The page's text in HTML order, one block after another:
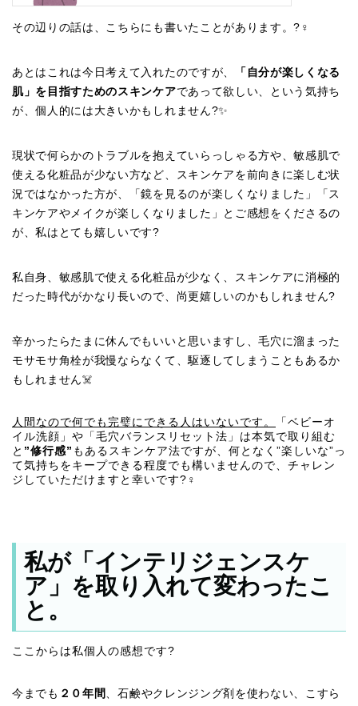
その辺りの話は、こちらにも書いたことがあります。?‍♀️
あとはこれは今日考えて入れたのですが、
「自分が楽しくなる
肌」を目指すためのスキンケアであって欲しい、という気持ち
が、個人的には大きいかもしれません?✨
現状で何らかのトラブルを抱えていらっしゃる方や、敏感肌で
使える化粧品が少ない方など、スキンケアを前向きに楽しむ状
況ではなかった方が、「鏡を見るのが楽しくなりました」「ス
キンケアやメイクが楽しくなりました」とご感想をくださるの
が、私はとても嬉しいです?
私自身、敏感肌で使える化粧品が少なく、スキンケアに消極的
だった時代がかなり長いので、尚更嬉しいのかもしれません?
辛かったらたまに休んでもいいと思いますし、毛穴に溜まった
モサモサ角栓が我慢ならなくて、駆逐してしまうこともあるか
もしれません☠️
人間なので何でも完璧にできる人はいないです。
「ベビーオ
イル洗顔」や「毛穴バランスリセット法」は本気で取り組む
と ”修行感” もあるスキンケア法ですが、何となく”楽しいな”っ
て気持ちをキープできる程度でも構いませんので、チャレン
ジしていただけますと幸いです?‍♀️
私が「インテリジェンスケ
ア」を取り入れて変わったこ
と。
ここからは私個人の感想です?
今までも ２０年間 、石鹸やクレンジング剤を使わない、こすら